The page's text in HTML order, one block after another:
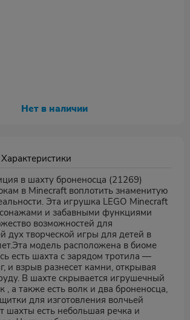
Нет в наличии
Характеристики
в шахту броненосца (21269)
в Minecraft воплотить знаменитую
Эта игрушка LEGO Minecraft
и забавными функциями
возможностей для
дух творческой игры для детей в
модель расположена в биоме
есть шахта с зарядом тротила —
и взрыв разнесет камни, открывая
В шахте скрывается игрушечный
а также есть волк и два броненосца,
для изготовления волчьей
шахты есть небольшая речка и